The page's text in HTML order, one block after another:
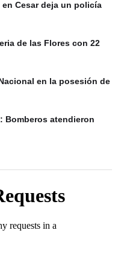
Cesar deja un policía
de las Flores con 22
en la posesión de
Bomberos atendieron